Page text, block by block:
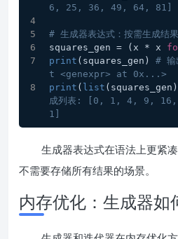
6, 25, 36, 49, 64, 81]
# 生成器表达式：按需生成结果
squares_gen = (x * x
print (squares_gen) #
t <genexpr> at 0x...>
print ( list
成列表: [0, 1, 4, 9,
1]
生成器表达式在语法上更紧
不需要存储所有结果的场景。
内存优化：生成器如